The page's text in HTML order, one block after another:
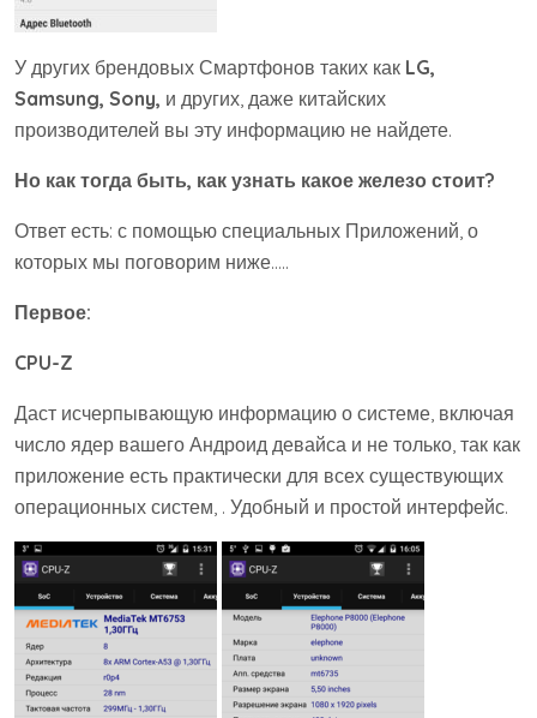
У других брендовых Смартфонов таких как LG,
Samsung, Sony, и других, даже китайских
производителей вы эту информацию не найдете.
Но как тогда быть, как узнать какое железо стоит?
Ответ есть: с помощью специальных Приложений, о
которых мы поговорим ниже…..
Первое:
CPU-Z
Даст исчерпывающую информацию о системе, включая
число ядер вашего Андроид девайса и не только, так как
приложение есть практически для всех существующих
операционных систем, . Удобный и простой интерфейс.